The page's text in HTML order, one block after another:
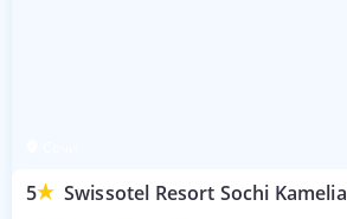
5 Swissotel Resort Sochi Kamelia